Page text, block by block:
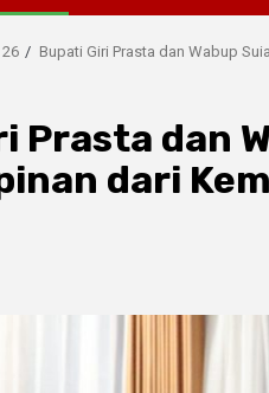
26 Bupati Giri Prasta dan Wabup
Prasta dan
dari